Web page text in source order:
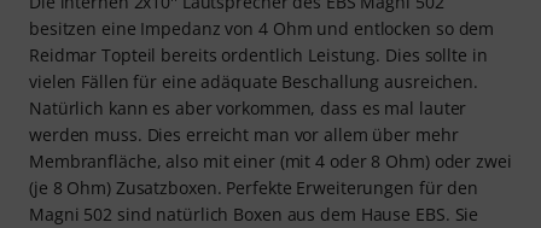
besitzen eine Impedanz von 4 Ohm und entlocken so dem
Reidmar Topteil bereits ordentlich Leistung. Dies sollte in
vielen Fällen für eine adäquate Beschallung ausreichen.
Natürlich kann es aber vorkommen, dass es mal lauter
werden muss. Dies erreicht man vor allem über mehr
Membranfläche, also mit einer (mit 4 oder 8 Ohm) oder zwei
(je 8 Ohm) Zusatzboxen. Perfekte Erweiterungen für den
Magni 502 sind natürlich Boxen aus dem Hause EBS. Sie